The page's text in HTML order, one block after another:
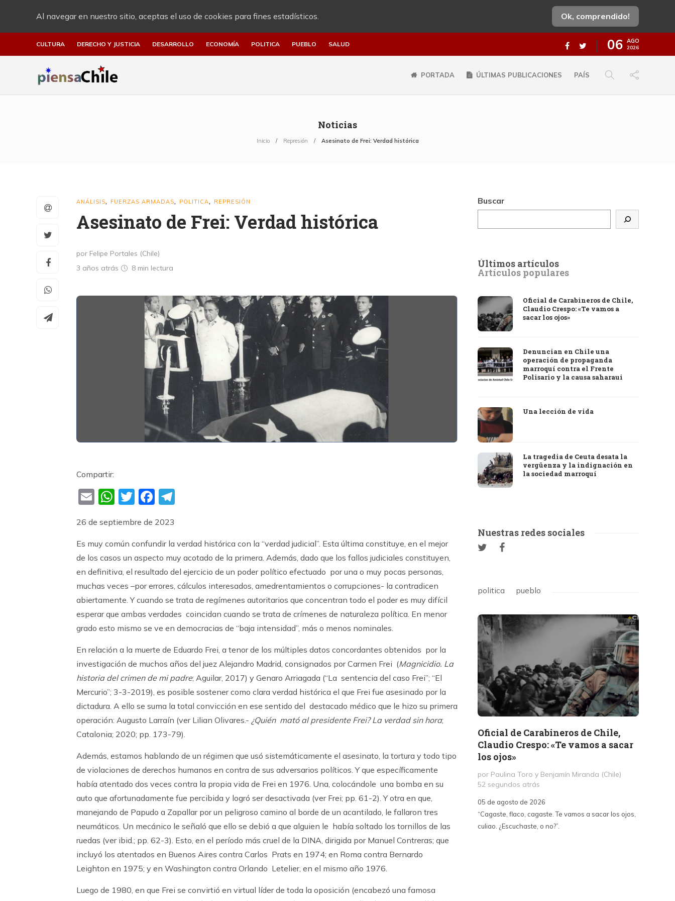
Al navegar en nuestro sitio, aceptas el uso de cookies para fines estadísticos. Ok, comprendido!
CULTURA DERECHO Y JUSTICIA DESARROLLO ECONOMÍA POLITICA PUEBLO SALUD 06 AGO
2026
PORTADA ÚLTIMAS PUBLICACIONES PAÍS
Noticias
Inicio Represión Asesinato de Frei: Verdad histórica
ANÁLISIS FUERZAS ARMADAS POLITICA REPRESIÓN
Asesinato de Frei: Verdad histórica
por Felipe Portales (Chile)
3 años atrás
8 min lectura
Compartir:
EmailWhatsApp
TwitterFacebook
26 de septiembre de 2023
Es muy común confundir la verdad histórica con la “verdad judicial”. Esta última constituye, en el mejor
de los casos un aspecto muy acotado de la primera. Además, dado que los fallos judiciales constituyen,
en definitiva, el resultado del ejercicio de un poder político efectuado por una o muy pocas personas,
muchas veces –por errores, cálculos interesados, amedrentamientos o corrupciones- la contradicen
abiertamente. Y cuando se trata de regímenes autoritarios que concentran todo el poder es muy difícil
esperar que ambas verdades coincidan cuando se trata de crímenes de naturaleza política. En menor
grado esto mismo se ve en democracias de “baja intensidad”, más o menos nominales.
En relación a la muerte de Eduardo Frei, a tenor de los múltiples datos concordantes obtenidos por la
investigación de muchos años del juez Alejandro Madrid, consignados por Carmen Frei (Magnicidio. La
historia del crimen de mi padre; Aguilar, 2017) y Genaro Arriagada (“La sentencia del caso Frei”; “El
Mercurio”; 3-3-2019), es posible sostener como clara verdad histórica el que Frei fue asesinado por la
dictadura. A ello se suma la total convicción en ese sentido del destacado médico que le hizo su primera
operación: Augusto Larraín (ver Lilian Olivares.- ¿Quién mató al presidente Frei? La verdad sin hora;
Catalonia; 2020; pp. 173-79).
Además, estamos hablando de un régimen que usó sistemáticamente el asesinato, la tortura y todo tipo
de violaciones de derechos humanos en contra de sus adversarios políticos. Y que específicamente
había atentado dos veces contra la propia vida de Frei en 1976. Una, colocándole una bomba en su
auto que afortunadamente fue percibida y logró ser desactivada (ver Frei; pp. 61-2). Y otra en que,
manejando de Papudo a Zapallar por un peligroso camino al borde de un acantilado, le fallaron tres
neumáticos. Un mecánico le señaló que ello se debió a que alguien le había soltado los tornillos de las
ruedas (ver ibid.; pp. 62-3). Esto, en el período más cruel de la DINA, dirigida por Manuel Contreras; que
incluyó los atentados en Buenos Aires contra Carlos Prats en 1974; en Roma contra Bernardo
Leighton en 1975; y en Washington contra Orlando Letelier, en el mismo año 1976.
Luego de 1980, en que Frei se convirtió en virtual líder de toda la oposición (encabezó una famosa
Buscar
Últimos artículos
Artículos populares
Oficial de Carabineros de Chile,
Claudio Crespo: «Te vamos a
sacar los ojos»
Denuncian en Chile una
operación de propaganda
marroquí contra el Frente
Polisario y la causa saharaui
Una lección de vida
La tragedia de Ceuta desata la
vergüenza y la indignación en
la sociedad marroquí
Nuestras redes sociales
politica pueblo
Oficial de Carabineros de Chile,
Claudio Crespo: «Te vamos a sacar
los ojos»
por Paulina Toro y Benjamín Miranda (Chile)
52 segundos atrás
05 de agosto de 2026
“Cagaste, flaco, cagaste. Te vamos a sacar los ojos,
culiao. ¿Escuchaste, o no?”.